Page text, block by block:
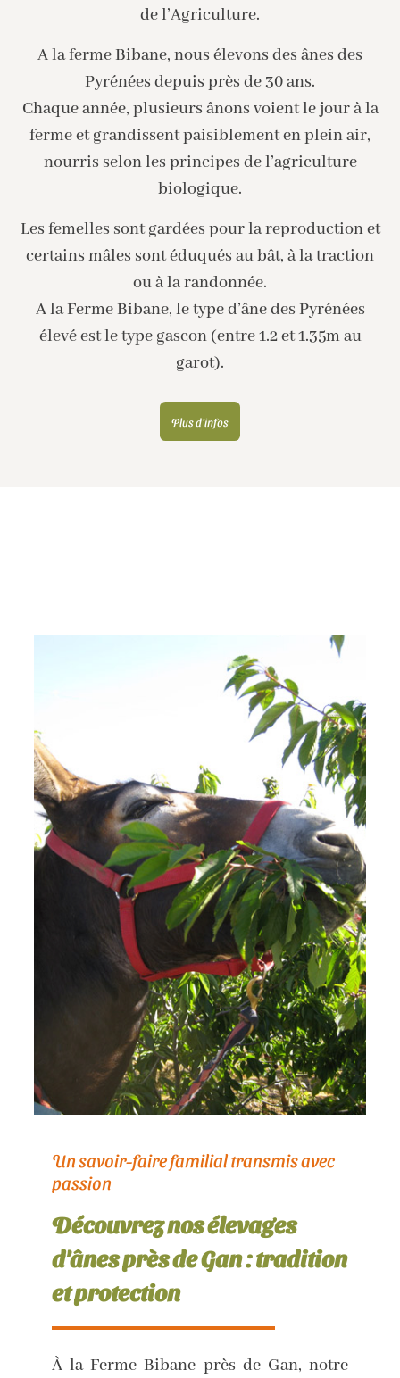
de l’Agriculture.
A la ferme Bibane, nous élevons des ânes des
Pyrénées depuis près de 30 ans.
Chaque année, plusieurs ânons voient le jour à la
ferme et grandissent paisiblement en plein air,
nourris selon les principes de l’agriculture
biologique.
Les femelles sont gardées pour la reproduction et
certains mâles sont éduqués au bât, à la traction
ou à la randonnée.
A la Ferme Bibane, le type d’âne des Pyrénées
élevé est le type gascon (entre 1.2 et 1.35m au
garot).
Plus d'infos
Un savoir-faire familial transmis avec
passion
Découvrez nos élevages
d'ânes près de Gan : tradition
et protection
À la Ferme Bibane près de Gan, notre